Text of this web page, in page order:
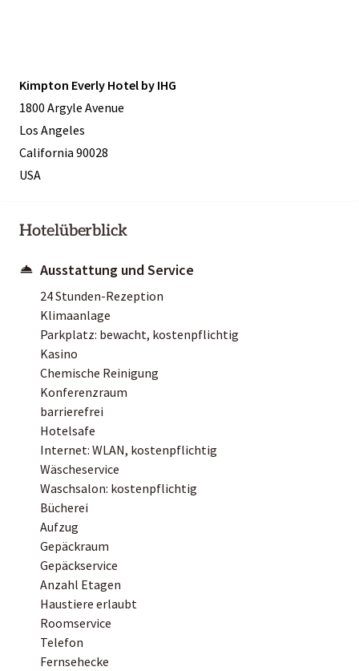
Kimpton Everly Hotel by IHG
1800 Argyle Avenue
Los Angeles
California 90028
USA
Hotelüberblick
Ausstattung und Service
24 Stunden-Rezeption
Klimaanlage
Parkplatz: bewacht, kostenpflichtig
Kasino
Chemische Reinigung
Konferenzraum
barrierefrei
Hotelsafe
Internet: WLAN, kostenpflichtig
Wäscheservice
Waschsalon: kostenpflichtig
Bücherei
Aufzug
Gepäckraum
Gepäckservice
Anzahl Etagen
Haustiere erlaubt
Roomservice
Telefon
Fernsehecke